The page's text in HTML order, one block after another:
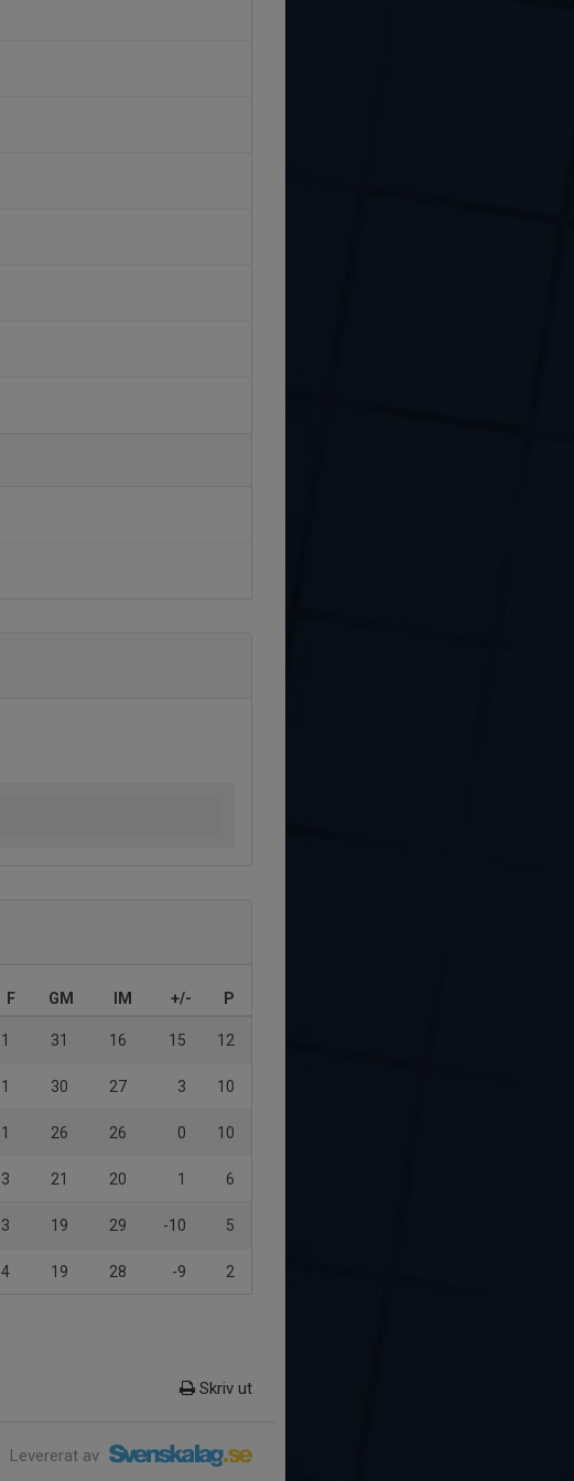
F GM IM +/- P
1 31 16 15 12
1 30 27 3 10
1 26 26 0 10
3 21 20 1 6
3 19 29 -10 5
4 19 28 -9 2
Skriv ut
Levererat av